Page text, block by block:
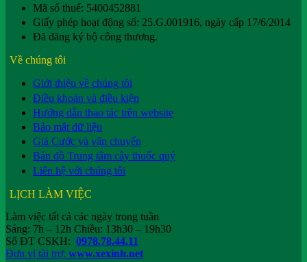
Mã số thuế: 5400452881
Giấy phép hoạt động số: 25.G.001916, ngày cấp 17/6/2014
Đã đăng ký bộ công thương.
Về chúng tôi
Giới thiệu về chúng tôi
Điều khoản và điều kiện
Hướng dẫn thao tác trên website
Bảo mật dữ liệu
Giá Cước và vận chuyển
Bản đồ Trung tâm cây thuốc quý
Liên hệ với chúng tôi
LỊCH LÀM VIỆC
Làm việc tất cả các ngày trong tuần
Sáng: 7h – 12h Chiều: 13h30 – 19h30
Số ĐT CSKH: 0978.78.44.11
Đơn vị tài trợ: www.xexinh.net